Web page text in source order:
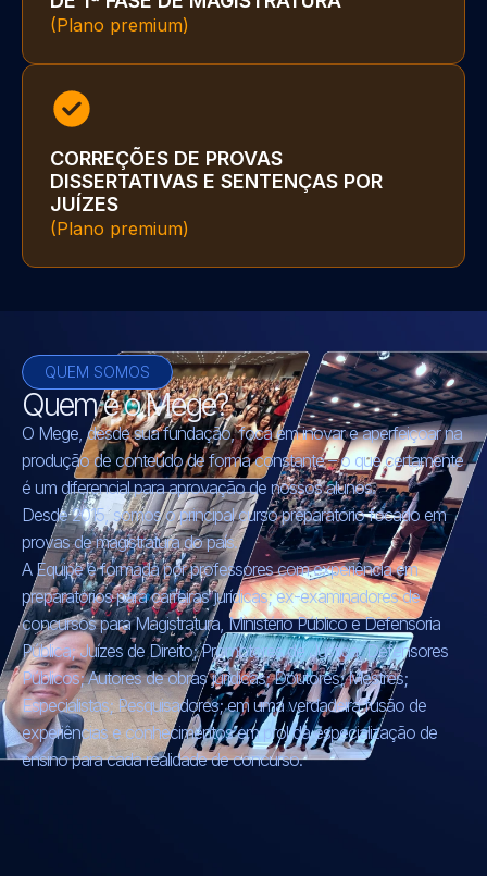
(Plano premium)
CORREÇÕES DE PROVAS
DISSERTATIVAS E SENTENÇAS POR
JUÍZES
(Plano premium)
QUEM SOMOS
Quem é o Mege?
O Mege, desde sua fundação, foca em inovar e aperfeiçoar na
produção de conteúdo de forma constante – o que certamente
é um diferencial para aprovação de nossos alunos.
Desde 2015, somos o principal curso preparatório focado em
provas de magistratura do país.
A Equipe é formada por professores com experiência em
preparatórios para carreiras jurídicas; ex-examinadores de
concursos para Magistratura, Ministério Público e Defensoria
Pública; Juízes de Direito; Promotores de Justiça; Defensores
Públicos; Autores de obras jurídicas; Doutores; Mestres;
Especialistas; Pesquisadores; em uma verdadeira fusão de
experiências e conhecimentos em prol da especialização de
ensino para cada realidade de concurso.